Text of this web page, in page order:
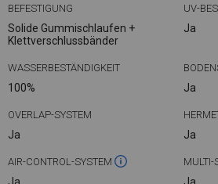
BEFESTIGUNG
Solide Gummischlaufen +
Klettverschlussbänder
UV-
Ja
WASSERBESTÄNDIGKEIT
100% Ja
OVERLAP-SYSTEM
Ja Ja
AIR-CONTROL-SYSTEM MULTI-